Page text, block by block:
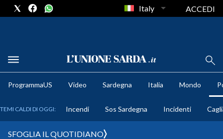
METEO
Italy ACCEDI
ProgrammaUS Video Sardegna Italia Mondo
TEMI CALDI DI OGGI: Incendi Sos Sardegna Incidenti
SFOGLIA IL QUOTIDIANO